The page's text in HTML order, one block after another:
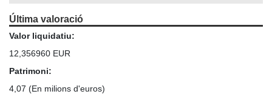
Última valoració
Valor liquidatiu:
12,356960 EUR
Patrimoni:
4,07 (En milions d'euros)